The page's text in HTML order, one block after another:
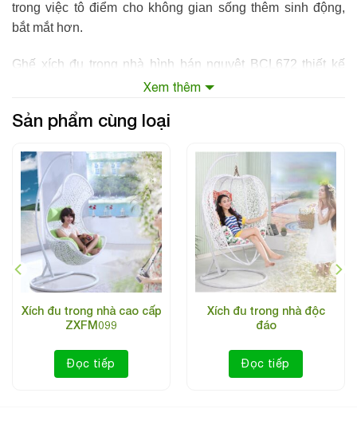
trong việc tô điểm cho không gian sống thêm sinh động,
bắt mắt hơn.
Ghế xích đu trong nhà hình bán nguyệt BCL672 thiết kế
theo phong cách hiện đại, trẻ trung, kiểu dáng độc đáo mới
cảm giác như mình đang thả hồn ngắm nhìn mây trời trên
của ngày dài làm việc sẽ tan biến hết khi bạn được nghỉ
ngơi, đong đưa thư giãn bên chiếc xích đu dễ thương này.
Thông tin sản phẩm
Tên sản phẩm: Ghế xích đu trong nhàhình bán nguyệt
Thương hiệu: BCL
Kiểu dáng: Xích đu trong nhà
Giá bán: 6.000.000 vnđ
Xem thêm
Sản phẩm cùng loại
Xích đu trong nhà cao cấp
ZXFM099
Đọc tiếp
Xích đu trong nhà độc
đáo
Đọc tiếp